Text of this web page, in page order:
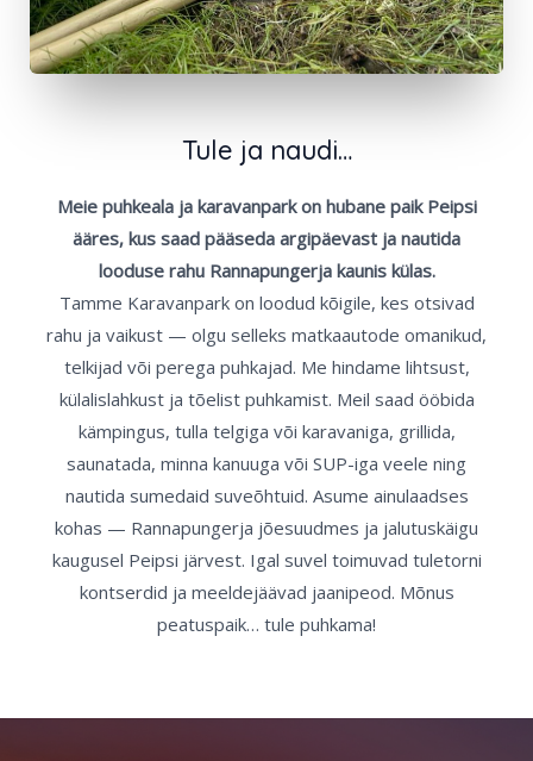
Tule ja naudi…
Meie puhkeala ja karavanpark on hubane paik Peipsi
ääres, kus saad pääseda argipäevast ja nautida
looduse rahu Rannapungerja kaunis külas.
Tamme Karavanpark on loodud kõigile, kes otsivad
rahu ja vaikust — olgu selleks matkaautode omanikud,
telkijad või perega puhkajad. Me hindame lihtsust,
külalislahkust ja tõelist puhkamist. Meil saad ööbida
kämpingus, tulla telgiga või karavaniga, grillida,
saunatada, minna kanuuga või SUP-iga veele ning
nautida sumedaid suveõhtuid. Asume ainulaadses
kohas — Rannapungerja jõesuudmes ja jalutuskäigu
kaugusel Peipsi järvest. Igal suvel toimuvad tuletorni
kontserdid ja meeldejäävad jaanipeod. Mõnus
peatuspaik… tule puhkama!